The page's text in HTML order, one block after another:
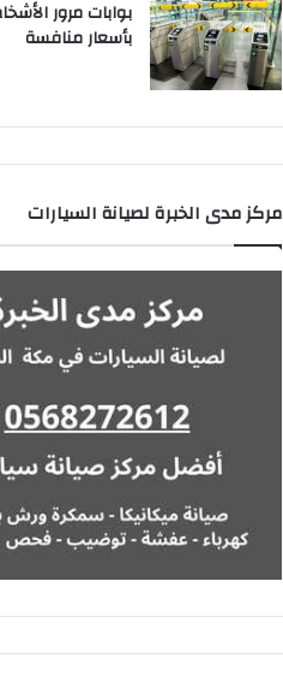
بوابات مرور
بأسعار منافسة
مركز مدى الخبرة لصيانة السيارات